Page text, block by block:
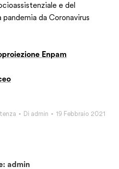
e del
da Coronavirus
Enpam
Di admin 19 Febbraio 2021
admin